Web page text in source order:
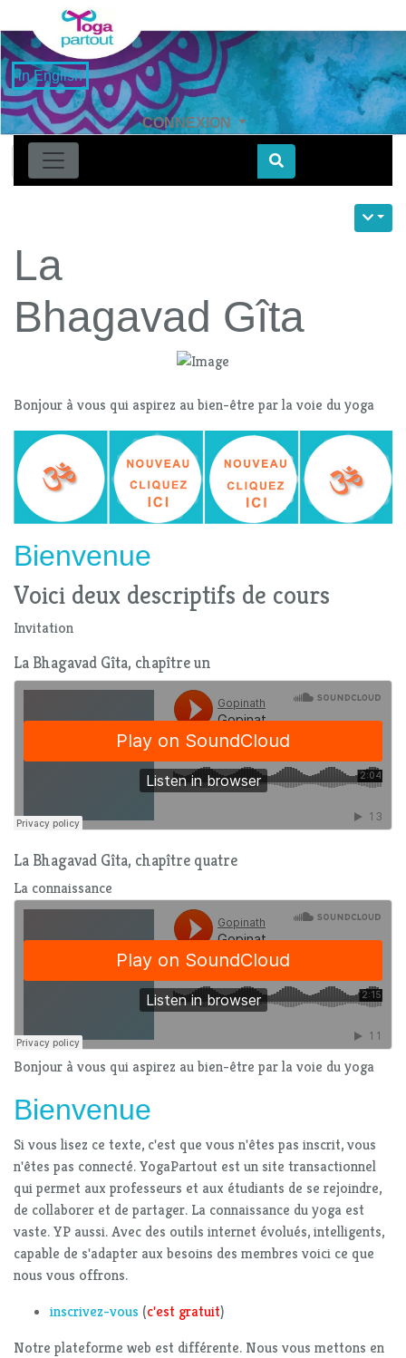
in English
CONNEXION
Find
La
Bhagavad Gîta
Bonjour à vous qui aspirez au bien-être par la voie du yoga
Bienvenue
Voici deux descriptifs de cours
Invitation
La Bhagavad Gîta, chapître un
La Bhagavad Gîta, chapître quatre
La connaissance
Bonjour à vous qui aspirez au bien-être par la voie du yoga
Bienvenue
Si vous lisez ce texte, c'est que vous n'êtes pas inscrit, vous
n'êtes pas connecté. YogaPartout est un site transactionnel
qui permet aux professeurs et aux étudiants de se rejoindre,
de collaborer et de partager. La connaissance du yoga est
vaste. YP aussi. Avec des outils internet évolués, intelligents,
capable de s'adapter aux besoins des membres voici ce que
nous vous offrons.
inscrivez-vous (c'est gratuit)
Notre plateforme web est différente. Nous vous mettons en